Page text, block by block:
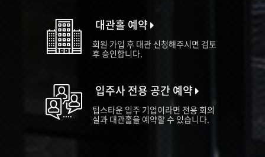
대관홀 예약
회원 가입 후 대관 신청해주시면 검토
후 승인합니다.
입주사 전용 공간 예약
팁스타운 입주 기업이라면 전용 회의
실과 대관홀을 예약할 수 있습니다.